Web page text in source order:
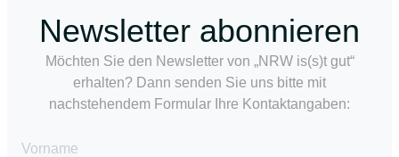
Newsletter abonnieren
Möchten Sie den Newsletter von „NRW is(s)t gut“
erhalten? Dann senden Sie uns bitte mit
nachstehendem Formular Ihre Kontaktangaben:
Vorname